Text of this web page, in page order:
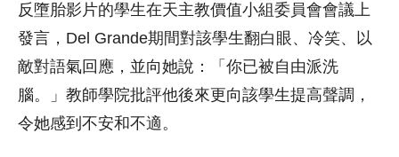
反墮胎影片的學生在天主教價值小組委員會會議上
發言，Del Grande期間對該學生翻白眼、冷笑、以
敵對語氣回應，並向她說：「你已被自由派洗
腦。」教師學院批評他後來更向該學生提高聲調，
令她感到不安和不適。